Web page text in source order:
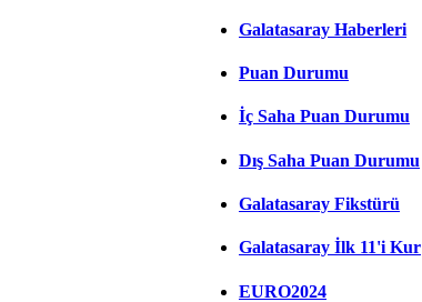
Galatasaray Haberleri
Puan Durumu
İç Saha Puan Durumu
Dış Saha Puan Durumu
Galatasaray Fikstürü
Galatasaray İlk 11'i Kur
EURO2024